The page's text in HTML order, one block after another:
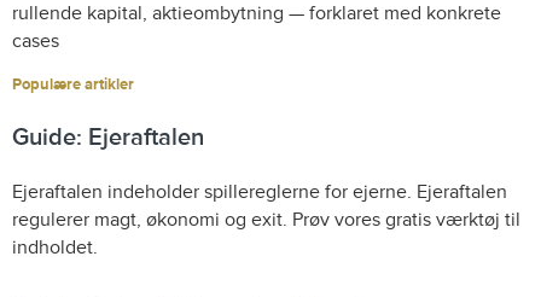
rullende kapital, aktieombytning — forklaret med konkrete
cases
Populære artikler
Guide: Ejeraftalen
Ejeraftalen indeholder spillereglerne for ejerne. Ejeraftalen
regulerer magt, økonomi og exit. Prøv vores gratis værktøj til
indholdet.